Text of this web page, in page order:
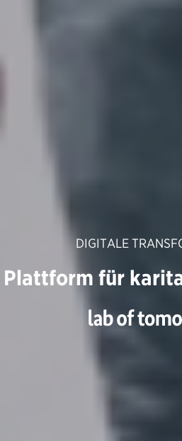
DIGITALE
Plattform für